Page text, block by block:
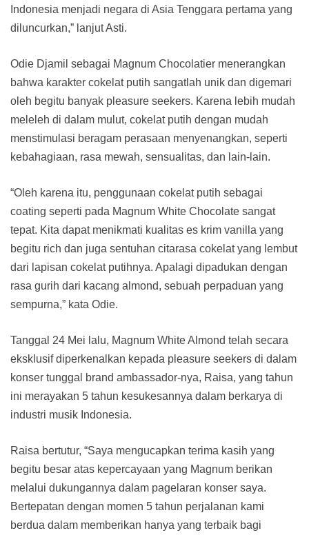
Indonesia menjadi negara di Asia Tenggara pertama yang
diluncurkan,” lanjut Asti.
Odie Djamil sebagai Magnum Chocolatier menerangkan
bahwa karakter cokelat putih sangatlah unik dan digemari
oleh begitu banyak pleasure seekers. Karena lebih mudah
meleleh di dalam mulut, cokelat putih dengan mudah
menstimulasi beragam perasaan menyenangkan, seperti
kebahagiaan, rasa mewah, sensualitas, dan lain-lain.
“Oleh karena itu, penggunaan cokelat putih sebagai
coating seperti pada Magnum White Chocolate sangat
tepat. Kita dapat menikmati kualitas es krim vanilla yang
begitu rich dan juga sentuhan citarasa cokelat yang lembut
dari lapisan cokelat putihnya. Apalagi dipadukan dengan
rasa gurih dari kacang almond, sebuah perpaduan yang
sempurna,” kata Odie.
Tanggal 24 Mei lalu, Magnum White Almond telah secara
eksklusif diperkenalkan kepada pleasure seekers di dalam
konser tunggal brand ambassador-nya, Raisa, yang tahun
ini merayakan 5 tahun kesukesannya dalam berkarya di
industri musik Indonesia.
Raisa bertutur, “Saya mengucapkan terima kasih yang
begitu besar atas kepercayaan yang Magnum berikan
melalui dukungannya dalam pagelaran konser saya.
Bertepatan dengan momen 5 tahun perjalanan kami
berdua dalam memberikan hanya yang terbaik bagi